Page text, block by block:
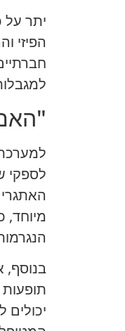
יתר על
הפיזי
לספקי
מיוחד,
בנוסף,
תופעות